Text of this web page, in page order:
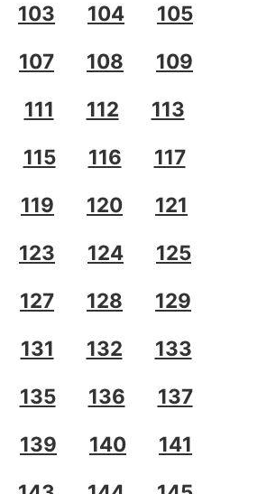
103 104
105
107 108
109
111 112
113
115 116
117
119 120
121
123 124
125
127 128
129
131 132
133
135 136
137
139 140
141